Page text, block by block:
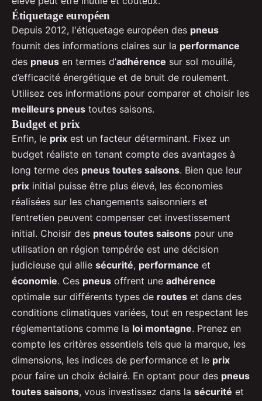
Étiquetage européen
Depuis 2012, l'étiquetage européen des pneus
fournit des informations claires sur la performance
des pneus en termes d’adhérence sur sol mouillé,
d’efficacité énergétique et de bruit de roulement.
Utilisez ces informations pour comparer et choisir les
meilleurs pneus toutes saisons.
Budget et prix
Enfin, le prix est un facteur déterminant. Fixez un
budget réaliste en tenant compte des avantages à
long terme des pneus toutes saisons. Bien que leur
prix initial puisse être plus élevé, les économies
réalisées sur les changements saisonniers et
l’entretien peuvent compenser cet investissement
initial. Choisir des pneus toutes saisons pour une
utilisation en région tempérée est une décision
judicieuse qui allie sécurité, performance et
économie. Ces pneus offrent une adhérence
optimale sur différents types de routes et dans des
conditions climatiques variées, tout en respectant les
réglementations comme la loi montagne. Prenez en
compte les critères essentiels tels que la marque, les
dimensions, les indices de performance et le prix
pour faire un choix éclairé. En optant pour des pneus
toutes saisons, vous investissez dans la sécurité et